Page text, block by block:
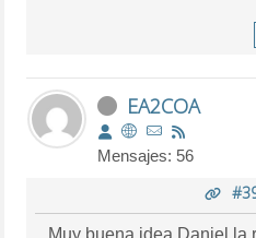
EA2COA
Mensajes: 56
Muy buena idea Daniel la